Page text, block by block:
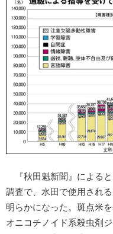
『秋田魁新聞』による
調査で、水田で使用され
明らかになった。斑点米
オニコチノイド系殺虫剤